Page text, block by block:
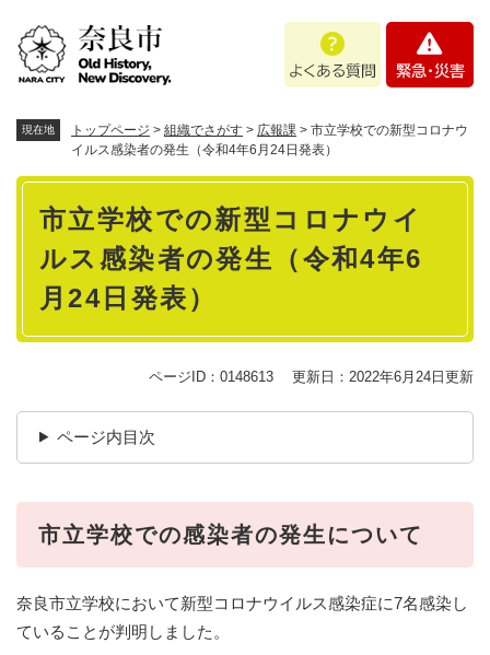
あ
問
・
現在地 トップページ > 組織でさがす > 広報課 > 市立学校での新型コロナウ
イルス感染者の発生（令和4年6月24日発表）
本
市立学校での新型コロナウイ
ルス感染者の発生（令和4年6
月24日発表）
ページID：0148613 更新日：2022年6月24日更新
ページ内目次
​​市立学校での感染者の発生について
奈良市立学校において新型コロナウイルス感染症に7名感染し
ていることが判明しました。